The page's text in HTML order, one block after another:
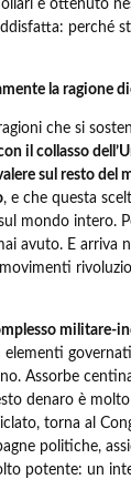
e ottenuto
perché
la ragione
che si
il collasso
sul resto del
, e che questa
mondo intero.
avuto. E arriva
militare-
Assorbe
denaro è
torna al
politiche,
potente: un